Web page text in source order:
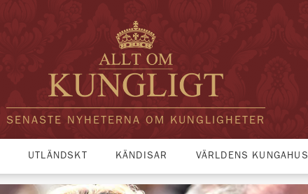
SENASTE NYHETERNA OM KUNGLIGHETER
UTLÄNDSKT KÄNDISAR VÄRLDENS KUNGAHUS